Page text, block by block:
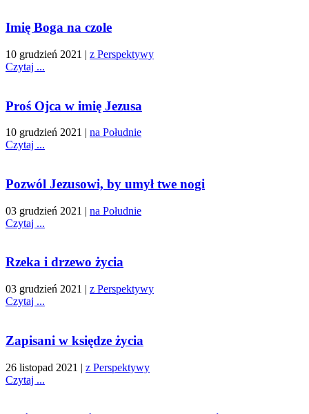
Imię Boga na czole
10 grudzień 2021 | z Perspektywy
Czytaj ...
Proś Ojca w imię Jezusa
10 grudzień 2021 | na Południe
Czytaj ...
Pozwól Jezusowi, by umył twe nogi
03 grudzień 2021 | na Południe
Czytaj ...
Rzeka i drzewo życia
03 grudzień 2021 | z Perspektywy
Czytaj ...
Zapisani w księdze życia
26 listopad 2021 | z Perspektywy
Czytaj ...